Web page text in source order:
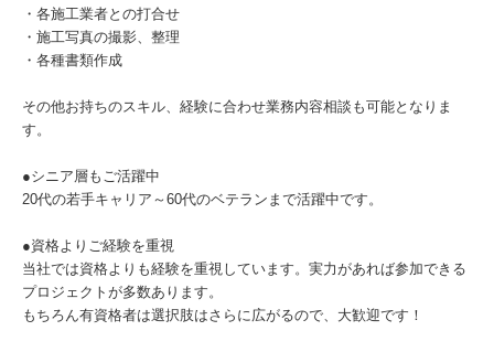
・各施工業者との打合せ
・施工写真の撮影、整理
・各種書類作成
その他お持ちのスキル、経験に合わせ業務内容相談も可能となりま
す。
●シニア層もご活躍中
20代の若手キャリア～60代のベテランまで活躍中です。
●資格よりご経験を重視
当社では資格よりも経験を重視しています。実力があれば参加できる
プロジェクトが多数あります。
もちろん有資格者は選択肢はさらに広がるので、大歓迎です！